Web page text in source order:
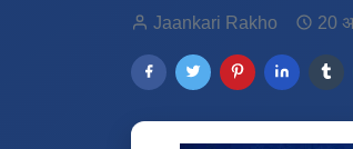
Jaankari Rakho 20